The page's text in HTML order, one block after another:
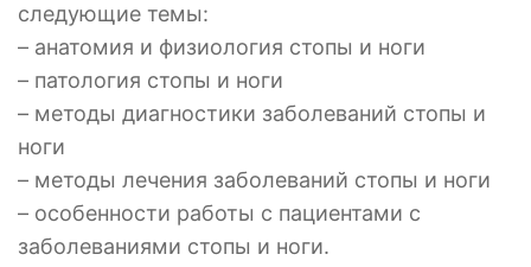
следующие темы:
– анатомия и физиология стопы и ноги
– патология стопы и ноги
– методы диагностики заболеваний стопы и
ноги
– методы лечения заболеваний стопы и ноги
– особенности работы с пациентами с
заболеваниями стопы и ноги.